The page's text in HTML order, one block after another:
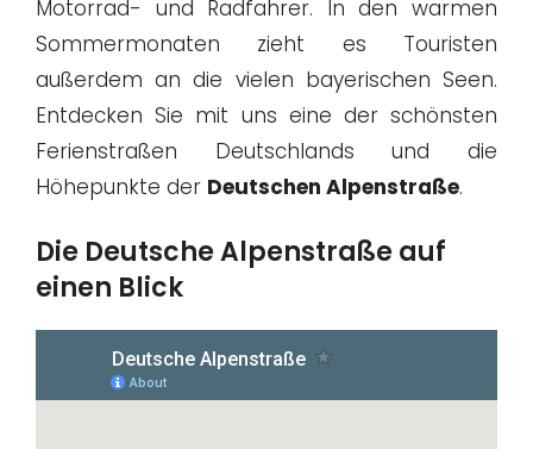
Motorrad- und Radfahrer. In den warmen
Sommermonaten zieht es Touristen
außerdem an die vielen bayerischen Seen.
Entdecken Sie mit uns eine der schönsten
Ferienstraßen Deutschlands und die
Höhepunkte der Deutschen Alpenstraße.
Die Deutsche Alpenstraße auf
einen Blick